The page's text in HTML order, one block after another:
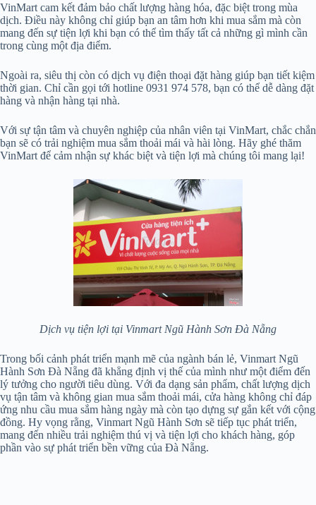
VinMart cam kết đảm bảo chất lượng hàng hóa, đặc biệt trong mùa
dịch. Điều này không chỉ giúp bạn an tâm hơn khi mua sắm mà còn
mang đến sự tiện lợi khi bạn có thể tìm thấy tất cả những gì mình cần
trong cùng một địa điểm.
Ngoài ra, siêu thị còn có dịch vụ điện thoại đặt hàng giúp bạn tiết kiệm
thời gian. Chỉ cần gọi tới hotline 0931 974 578, bạn có thể dễ dàng đặt
hàng và nhận hàng tại nhà.
Với sự tận tâm và chuyên nghiệp của nhân viên tại VinMart, chắc chắn
bạn sẽ có trải nghiệm mua sắm thoải mái và hài lòng. Hãy ghé thăm
VinMart để cảm nhận sự khác biệt và tiện lợi mà chúng tôi mang lại!
Dịch vụ tiện lợi tại Vinmart Ngũ Hành Sơn Đà Nẵng
Trong bối cảnh phát triển mạnh mẽ của ngành bán lẻ, Vinmart Ngũ
Hành Sơn Đà Nẵng đã khẳng định vị thế của mình như một điểm đến
lý tưởng cho người tiêu dùng. Với đa dạng sản phẩm, chất lượng dịch
vụ tận tâm và không gian mua sắm thoải mái, cửa hàng không chỉ đáp
ứng nhu cầu mua sắm hàng ngày mà còn tạo dựng sự gắn kết với cộng
đồng. Hy vọng rằng, Vinmart Ngũ Hành Sơn sẽ tiếp tục phát triển,
mang đến nhiều trải nghiệm thú vị và tiện lợi cho khách hàng, góp
phần vào sự phát triển bền vững của Đà Nẵng.